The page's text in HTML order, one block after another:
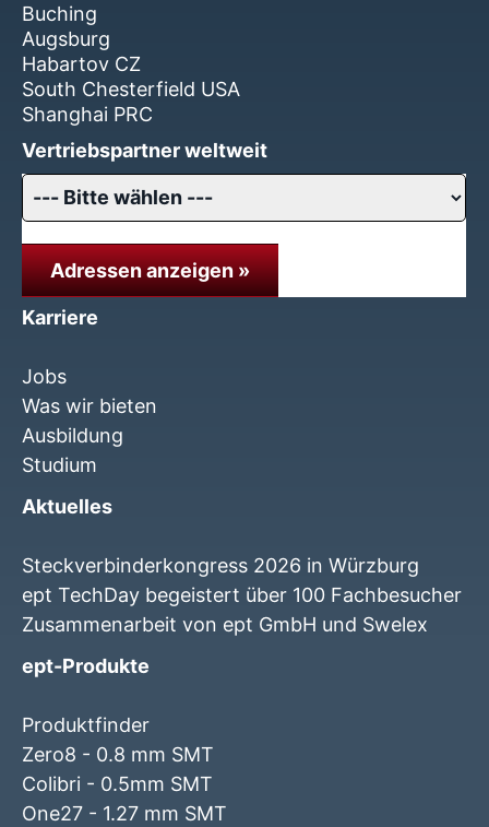
Buching
Augsburg
Habartov CZ
South Chesterfield USA
Shanghai PRC
Vertriebspartner weltweit
Adressen anzeigen »
Karriere
Jobs
Was wir bieten
Ausbildung
Studium
Aktuelles
Steckverbinderkongress 2026 in Würzburg
ept TechDay begeistert über 100 Fachbesucher
Zusammenarbeit von ept GmbH und Swelex
ept-Produkte
Produktfinder
Zero8 - 0.8 mm SMT
Colibri - 0.5mm SMT
One27 - 1.27 mm SMT